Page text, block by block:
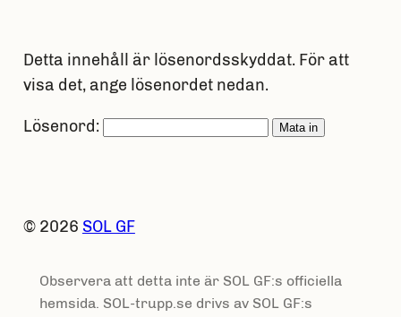
Detta innehåll är lösenordsskyddat. För att
visa det, ange lösenordet nedan.
Lösenord:
© 2026 SOL GF
Observera att detta inte är SOL GF:s officiella
hemsida. SOL-trupp.se drivs av SOL GF:s